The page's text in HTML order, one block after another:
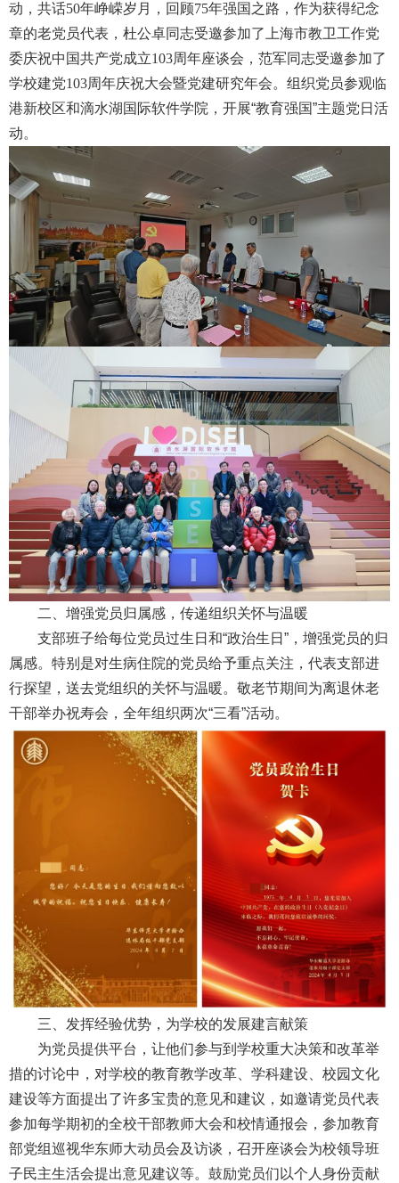
动，共话50年峥嵘岁月，回顾75年强国之路，作为获得纪念
章的老党员代表，杜公卓同志受邀参加了上海市教卫工作党
委庆祝中国共产党成立103周年座谈会，范军同志受邀参加了
学校建党103周年庆祝大会暨党建研究年会。组织党员参观临
港新校区和滴水湖国际软件学院，开展“教育强国”主题党日活
动。
二、增强党员归属感，传递组织关怀与温暖
支部班子给每位党员过生日和“政治生日”，增强党员的归
属感。特别是对生病住院的党员给予重点关注，代表支部进
行探望，送去党组织的关怀与温暖。敬老节期间为离退休老
干部举办祝寿会，全年组织两次“三看”活动。
三、发挥经验优势，为学校的发展建言献策
为党员提供平台，让他们参与到学校重大决策和改革举
措的讨论中，对学校的教育教学改革、学科建设、校园文化
建设等方面提出了许多宝贵的意见和建议，如邀请党员代表
参加每学期初的全校干部教师大会和校情通报会，参加教育
部党组巡视华东师大动员会及访谈，召开座谈会为校领导班
子民主生活会提出意见建议等。鼓励党员们以个人身份贡献